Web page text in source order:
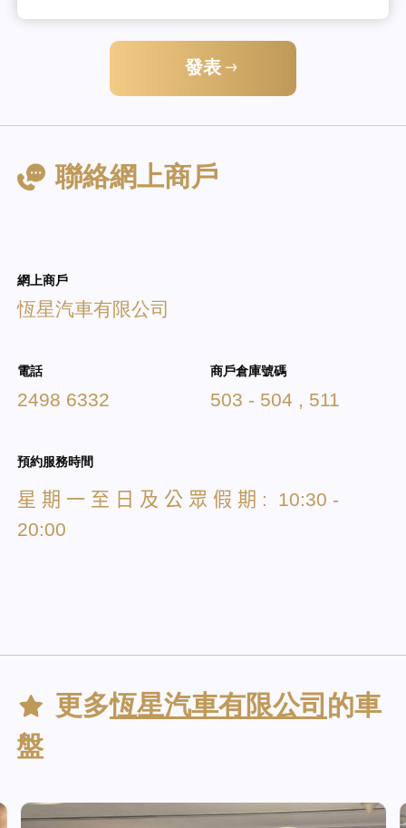
發表
聯絡網上商戶
網上商戶
恆星汽車有限公司
電話
2498 6332
商戶倉庫號碼
503 - 504 , 511
預約服務時間
星 期 一 至 日 及 公 眾 假 期 : 10:30 -
20:00
更多恆星汽車有限公司 的車
盤